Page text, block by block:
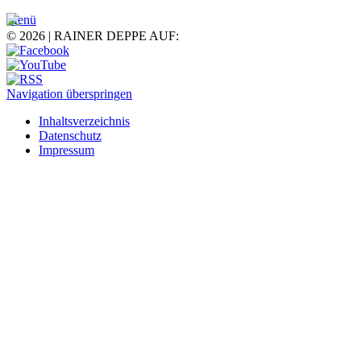
Menü
© 2026 | RAINER DEPPE AUF:
Navigation überspringen
Inhaltsverzeichnis
Datenschutz
Impressum